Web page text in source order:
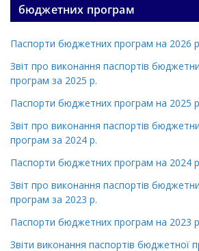
бюджетних програм
Паспорти бюджетних програм на 2026
Звіт про виконання паспортів
програм за 2025 р.
Паспорти бюджетних програм на 2025
Звіт про виконання паспортів
програм за 2024 р.
Паспорти бюджетних програм на 2024
Звіт про виконання паспортів
програм за 2023 р.
Паспорти бюджетних програм на 2023
Звіти виконання паспортів бюджетної